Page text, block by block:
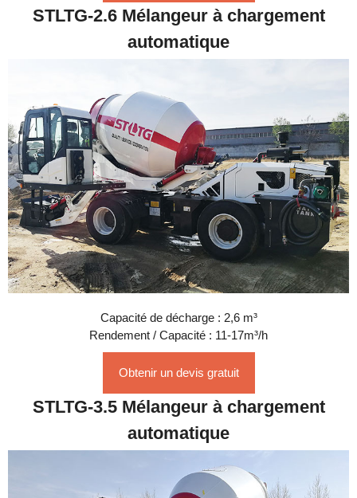
STLTG-2.6 Mélangeur à chargement
automatique
Capacité de décharge : 2,6 m³
Rendement / Capacité : 11-17m³/h
Obtenir un devis gratuit
STLTG-3.5 Mélangeur à chargement
automatique